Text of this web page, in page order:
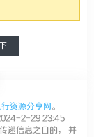
行资源分享网 。
2-29 23:45
递信息之目的， 并